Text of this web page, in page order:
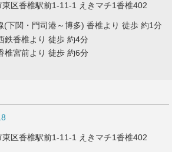
東区香椎駅前1-11-1 えきマチ1香椎402
(下関・門司港～博多) 香椎より 徒歩 約1分
鉄香椎より 徒歩 約4分
椎宮前より 徒歩 約6分
東区香椎駅前1-11-1 えきマチ1香椎402